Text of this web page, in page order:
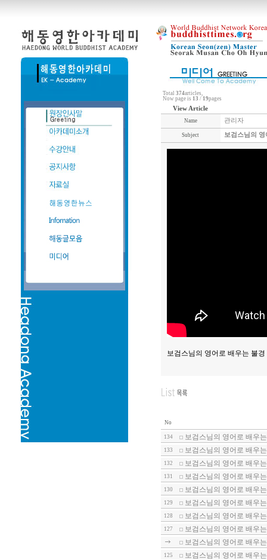
Total 374articles,
Now page is 13 / 19pages
View Article
Name 관리자
Subject 보검스님의
보검스님의 영어로 배우는 불
No
134 보검스님의 영어로 배우
133 보검스님의 영어로 배우
132 보검스님의 영어로 배우
131 보검스님의 영어로 배우
130 보검스님의 영어로 배우
129 보검스님의 영어로 배우
128 보검스님의 영어로 배우
127
보검스님의 영어로 배우
보검스님의 영어로 배우
125 보검스님의 영어로 배우